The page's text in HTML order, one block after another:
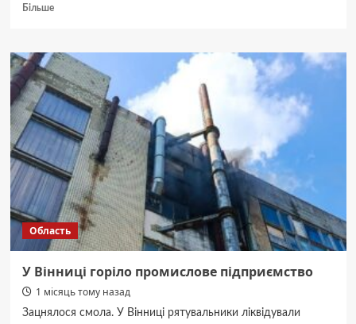
БільшеДокладніше
різких
заяв
Лукашенко
вибачився
перед
Зеленським
Область
У Вінниці горіло промислове підприємство
1 місяць тому назад
Зацнялося смола. У Вінниці рятувальники ліквідували